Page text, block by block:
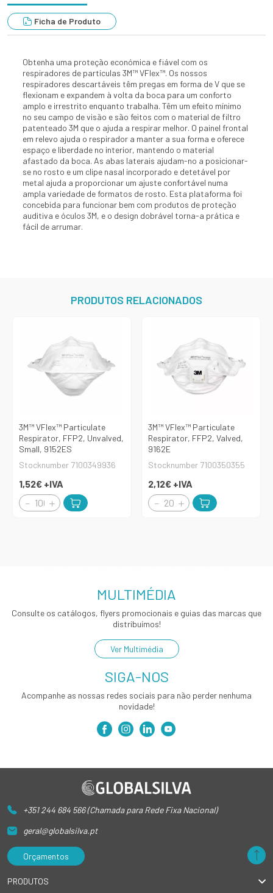
Ficha de Produto
Obtenha uma proteção económica e fiável com os
respiradores de partículas 3M™ VFlex™. Os nossos
respiradores descartáveis ​​têm pregas em forma de V que se
flexionam e expandem à volta da boca para um conforto
amplo e irrestrito enquanto trabalha. Têm um efeito mínimo
no seu campo de visão e são feitos com o material de filtro
patenteado 3M que o ajuda a respirar melhor. O painel frontal
em relevo ajuda o respirador a manter a sua forma e oferece
espaço e liberdade no interior, mantendo o material
afastado da boca. As abas laterais ajudam-no a posicionar-
se no rosto e um clipe nasal incorporado e detetável por
metal ajuda a proporcionar um ajuste confortável numa
ampla variedade de formatos de rosto. Esta plataforma foi
concebida para funcionar bem com produtos de proteção
auditiva e óculos 3M, e o design dobrável torna-a prática e
fácil de arrumar.
PRODUTOS RELACIONADOS
3M™ VFlex™ Particulate
Respirator, FFP2, Unvalved,
Small, 9152ES
Stocknumber 7100349936
1,52€ +IVA
3M™ VFlex™ Particulate
Respirator, FFP2, Valved,
9162E
Stocknumber 7100350355
2,12€ +IVA
MULTIMÉDIA
Consulte os catálogos, flyers promocionais e guias das marcas que
distribuímos!
Ver Multimédia
SIGA-NOS
Acompanhe as nossas redes sociais para não perder nenhuma
novidade!
+351 244 684 566 (Chamada para Rede Fixa Nacional)
geral@globalsilva.pt
Orçamentos
PRODUTOS